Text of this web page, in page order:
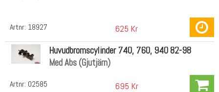
Artnr: 18927 625 Kr
Artnr: 02585
Huvudbromscylinder 740, 760, 940 82-98
Med Abs (Gjutjärn)
695 Kr